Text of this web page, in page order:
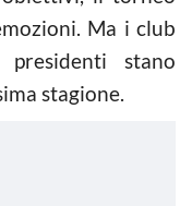
Ma i club
stano
stagione.